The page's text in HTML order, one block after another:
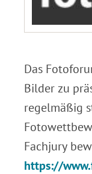
Das
Bilder zu
regelmäßig
Fachjury
https://